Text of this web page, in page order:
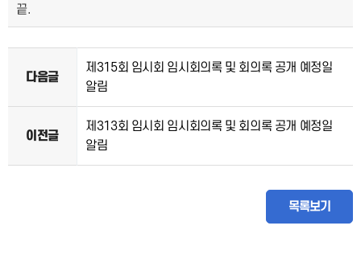
끝.
다음글
제315회 임시회 임시회의록 및 회의록 공개 예정일
알림
이전글
제313회 임시회 임시회의록 및 회의록 공개 예정일
알림
목록보기